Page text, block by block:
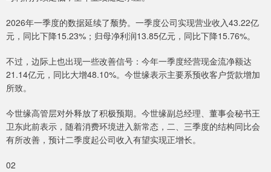
2026年一季度的数据延续了颓势。一季度公司实现营业收入43.22亿
元，同比下降15.23%；归母净利润13.85亿元，同比下降15.76%。
不过，边际上也出现一些改善信号：今年一季度经营现金流净额达
21.14亿元，同比大增48.10%。今世缘表示主要系预收客户货款增加
所致。
今世缘高管层对外释放了积极预期。今世缘副总经理、董事会秘书王
卫东此前表示，随着消费环境进入新常态，二、三季度的结构同比会
有所改善，预计二季度起公司收入有望实现正增长。
02